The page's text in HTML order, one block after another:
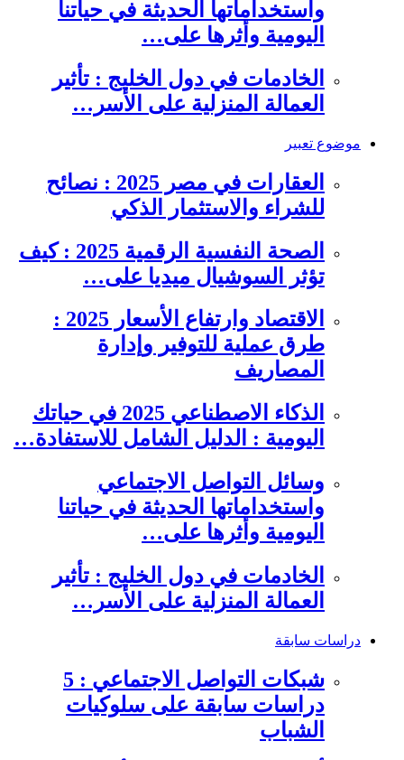
واستخداماتها الحديثة في حياتنا
اليومية وأثرها على…
الخادمات في دول الخليج : تأثير
العمالة المنزلية على الأسر…
موضوع تعبير
العقارات في مصر 2025 : نصائح
للشراء والاستثمار الذكي
الصحة النفسية الرقمية 2025 : كيف
تؤثر السوشيال ميديا على…
الاقتصاد وارتفاع الأسعار 2025 :
طرق عملية للتوفير وإدارة
المصاريف
الذكاء الاصطناعي 2025 في حياتك
اليومية : الدليل الشامل للاستفادة…
وسائل التواصل الاجتماعي
واستخداماتها الحديثة في حياتنا
اليومية وأثرها على…
الخادمات في دول الخليج : تأثير
العمالة المنزلية على الأسر…
دراسات سابقة
شبكات التواصل الاجتماعي : 5
دراسات سابقة على سلوكيات
الشباب